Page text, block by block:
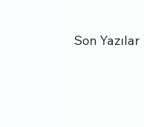
Son Yazılar